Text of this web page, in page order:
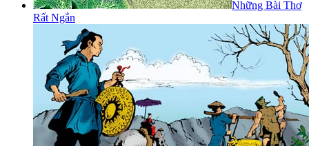
Những Bài Thơ
Rất Ngắn